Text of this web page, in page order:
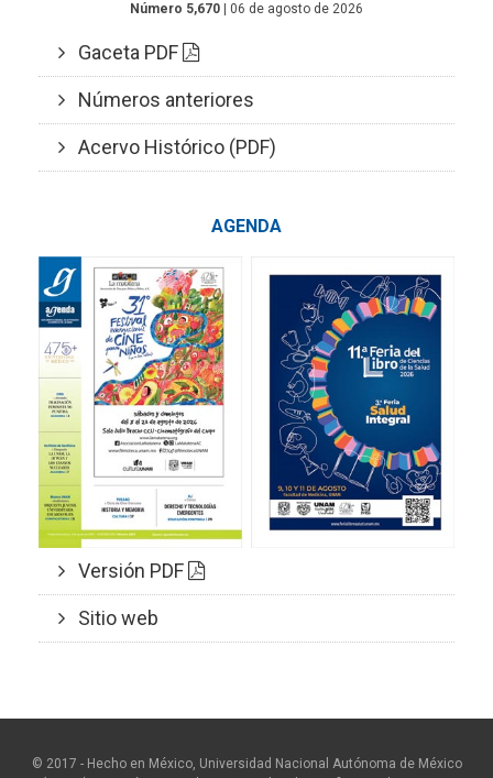
Número 5,670 | 06 de agosto de 2026
Gaceta PDF
Números anteriores
Acervo Histórico (PDF)
AGENDA
Versión PDF
Sitio web
© 2017 - Hecho en México, Universidad Nacional Autónoma de México